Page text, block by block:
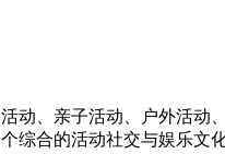
、亲子活动、户外活动
综合的活动社交与娱乐文化